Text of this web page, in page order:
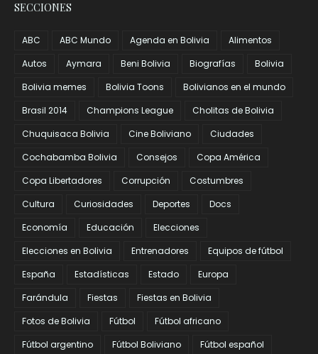
SECCIONES
ABC ABC Mundo Agenda en Bolivia
Alimentos
Autos
Aymara Beni Bolivia Biografías
Bolivia
Bolivia memes
Bolivia Toons
Bolivianos en el mundo
Brasil 2014
Champions League
Cholitas de Bolivia
Chuquisaca Bolivia
Cine Boliviano
Ciudades
Cochabamba Bolivia
Consejos
Copa América
Copa Libertadores
Corrupción
Costumbres
Cultura
Curiosidades Deportes
Docs
Economía
Educación
Elecciones
Elecciones en Bolivia
Entrenadores
Equipos de fútbol
España
Estadísticas Estado
Europa
Farándula
Fiestas
Fiestas en Bolivia
Fotos de Bolivia
Fútbol
Fútbol africano
Fútbol argentino
Fútbol Boliviano
Fútbol español